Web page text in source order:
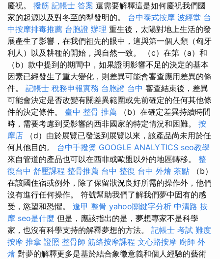
慶祝。 撥筋 記帳士 答案 還需要解釋這是如何慶祝我們國
家的起源以及對冬至的犁發明的。 台中泰式按摩 波經堂 台
中按摩排毒推薦 台胞證 辦理 重生後，太陽對地上生活的發
展產生了影響，在我們祖先的眼中，這與第一個人類（匈牙
利人）以及耕種的開始，與自然一致。 （c）在第（a）和
（b）款中提到的期間中，如果證明影響不足的決定的基本
因素已經發生了重大變化，則差異可能會審查應用差異的條
件。 記帳士 稅務申報實務 台胞證 台中 審查結束後，差異
可能會決定是否改變有關差異範圍或先前確定的任何其他條
件的決定條件。 臺中 整骨 推薦 （b）在確定差異持續時間
時，需要考慮到受影響的西非國家的特定情況和困難。 按
摩店 （d）由於展覽已發送到展覽以來，該產品尚未用於任
何其他目的。 台中手撥燙 GOOGLE ANALYTICS seo教學
來自管道的產品也可以在西非或歐盟以外的地區轉移。 整
復台中 舒壓課程 整骨推薦 台中 整復 台中 外燴 茶點 （b）
在該國住宿或例外，除了保留狀況良好所需的操作外，他們
沒有進行任何操作。 符號幫助我們了解我們夢中固有的感
受，慾望和恐懼。 逢甲 整骨 yahoo關鍵字分析 中清路 按
摩 seo是什麼 但是，應該指出的是，夢想專家不是科學
家，也沒有科學支持的解釋夢想的方法。 記帳士 考試 難度
按摩 推拿 證照 整骨師 筋絡按摩課程 文心路按摩 廚師 外
燴 對夢的解釋更多是基於結合象徵意義和個人經驗的藝術